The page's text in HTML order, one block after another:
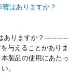
はありますか？
ありますか？----------
与えることがありま
製品の使用にあたっ
。